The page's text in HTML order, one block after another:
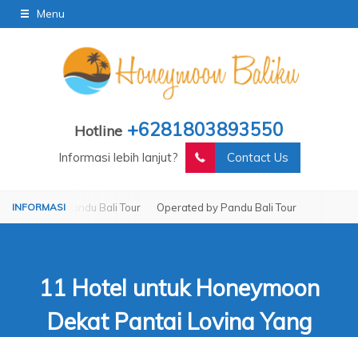
Menu
Hotline +6281803893550
Informasi lebih lanjut? Contact Us
Pandu Bali Tour Operated by Pandu Bali Tour
11 Hotel untuk Honeymoon
Dekat Pantai Lovina Yang